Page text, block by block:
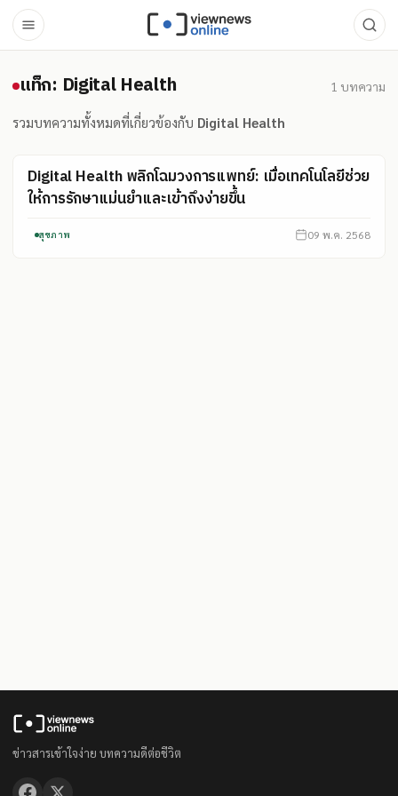
แท็ก: Digital Health
แท็ก: Digital Health 1 บทความ
รวมบทความทั้งหมดที่เกี่ยวข้องกับ Digital Health
Digital Health พลิกโฉมวงการแพทย์: เมื่อเทคโนโลยีช่วย
ให้การรักษาแม่นยำและเข้าถึงง่ายขึ้น
สุขภาพ 09 พ.ค. 2568
ข่าวสารเข้าใจง่าย บทความดีต่อชีวิต